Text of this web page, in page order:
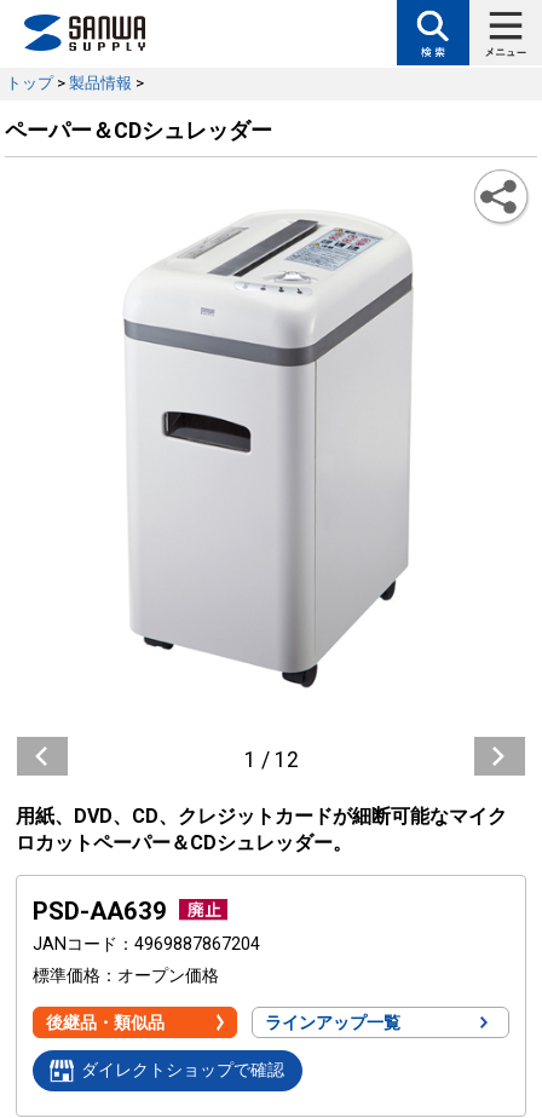
トップ> 製品情報 >
ペーパー＆CDシュレッダー
1 / 12
用紙、DVD、CD、クレジットカードが細断可能なマイク
ロカットペーパー＆CDシュレッダー。
PSD-AA639
JANコード
4969887867204
標準価格
オープン価格
後継品・類似品 ラインアップ一覧
ダイレクトショップで確認